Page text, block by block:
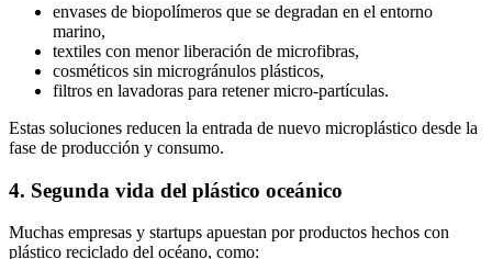
envases de biopolímeros que se degradan en el entorno
marino,
textiles con menor liberación de microfibras,
cosméticos sin microgránulos plásticos,
filtros en lavadoras para retener micro-partículas.
Estas soluciones reducen la entrada de nuevo microplástico desde la
fase de producción y consumo.
4. Segunda vida del plástico oceánico
Muchas empresas y startups apuestan por productos hechos con
plástico reciclado del océano, como: